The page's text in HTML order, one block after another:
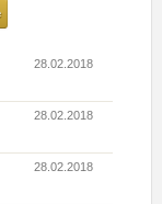
28.02.2018
28.02.2018
28.02.2018